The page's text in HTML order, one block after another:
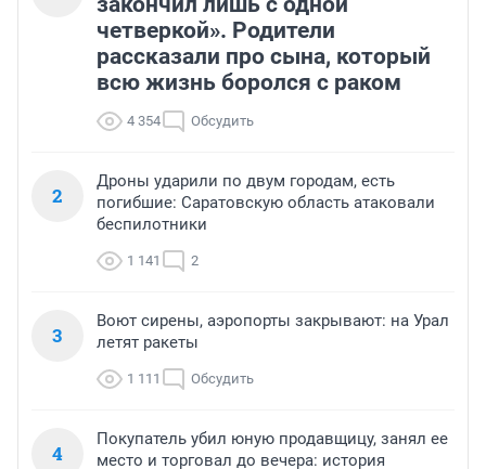
четверкой». Родители
рассказали про сына, который
всю жизнь боролся с раком
4 354 Обсудить
2
Дроны ударили по двум городам, есть
погибшие: Саратовскую область атаковали
беспилотники
1 141 2
3
Воют сирены, аэропорты закрывают: на Урал
летят ракеты
1 111 Обсудить
4
Покупатель убил юную продавщицу, занял ее
место и торговал до вечера: история